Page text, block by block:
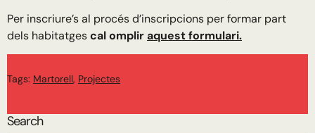
Per inscriure’s al procés d’inscripcions per formar part
dels habitatgescal ompliraquest formulari.
Tags: Martorell, Projectes
Search